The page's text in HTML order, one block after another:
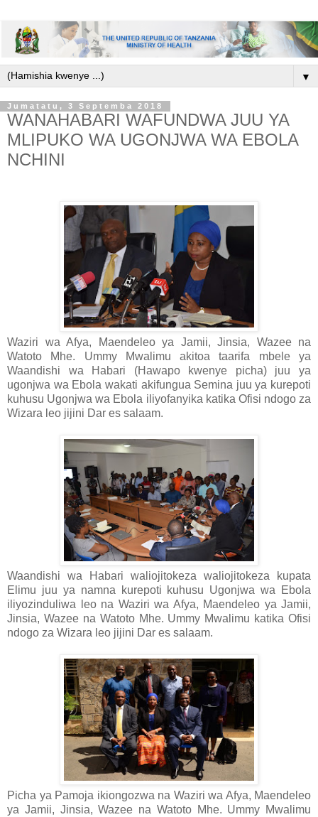
▼
Jumatatu, 3 Septemba 2018
WANAHABARI WAFUNDWA JUU YA
MLIPUKO WA UGONJWA WA EBOLA
NCHINI
Waziri wa Afya, Maendeleo ya Jamii, Jinsia, Wazee na
Watoto Mhe. Ummy Mwalimu akitoa taarifa mbele ya
Waandishi wa Habari (Hawapo kwenye picha) juu ya
ugonjwa wa Ebola wakati akifungua Semina juu ya kurepoti
kuhusu Ugonjwa wa Ebola iliyofanyika katika Ofisi ndogo za
Wizara leo jijini Dar es salaam.
Waandishi wa Habari waliojitokeza waliojitokeza kupata
Elimu juu ya namna kurepoti kuhusu Ugonjwa wa Ebola
iliyozinduliwa leo na Waziri wa Afya, Maendeleo ya Jamii,
Jinsia, Wazee na Watoto Mhe. Ummy Mwalimu katika Ofisi
ndogo za Wizara leo jijini Dar es salaam.
Picha ya Pamoja ikiongozwa na Waziri wa Afya, Maendeleo
ya Jamii, Jinsia, Wazee na Watoto Mhe. Ummy Mwalimu